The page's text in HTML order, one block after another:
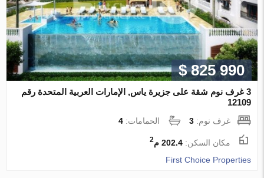
$ 825 990
3 غرف نوم شقة على جزيرة ياس, الإمارات العربية المتحدة رقم
12109
غرف نوم:3 الحمامات:4
مكان السكن:202.4 م 2
First Choice Properties